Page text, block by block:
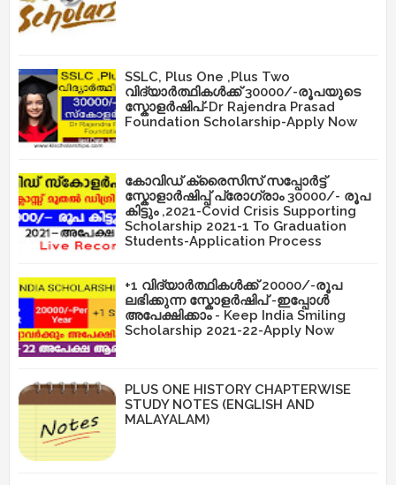
SSLC, Plus One ,Plus Two
വിദ്യാർത്ഥികൾക്ക് 30000/-രൂപയുടെ
സ്കോളർഷിപ്-Dr Rajendra Prasad
Foundation Scholarship-Apply Now
കോവിഡ് ക്രൈസിസ് സപ്പോർട്ട്
സ്കോളാർഷിപ്പ് പ്രോഗ്രാം 30000/- രൂപ
കിട്ടും ,2021-Covid Crisis Supporting
Scholarship 2021-1 To Graduation
Students-Application Process
+1 വിദ്യാർത്ഥികൾക്ക് 20000/-രൂപ
ലഭിക്കുന്ന സ്കോളർഷിപ് -ഇപ്പോൾ
അപേക്ഷിക്കാം - Keep India Smiling
Scholarship 2021-22-Apply Now
PLUS ONE HISTORY CHAPTERWISE
STUDY NOTES (ENGLISH AND
MALAYALAM)